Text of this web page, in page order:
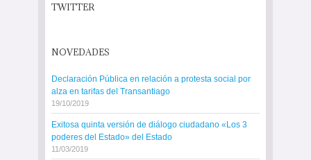
TWITTER
NOVEDADES
Declaración Pública en relación a protesta social por
alza en tarifas del Transantiago
19/10/2019
Exitosa quinta versión de diálogo ciudadano «Los 3
poderes del Estado» del Estado
11/03/2019